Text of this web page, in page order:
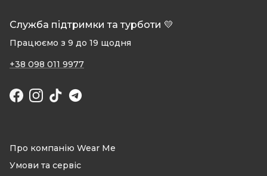
Служба підтримки та турботи 💛
Працюємо з 9 до 19 щодня
+38 098 011 9977
Facebook
Instagram
TikTok
Про компанію Wear Me
Умови та сервіс